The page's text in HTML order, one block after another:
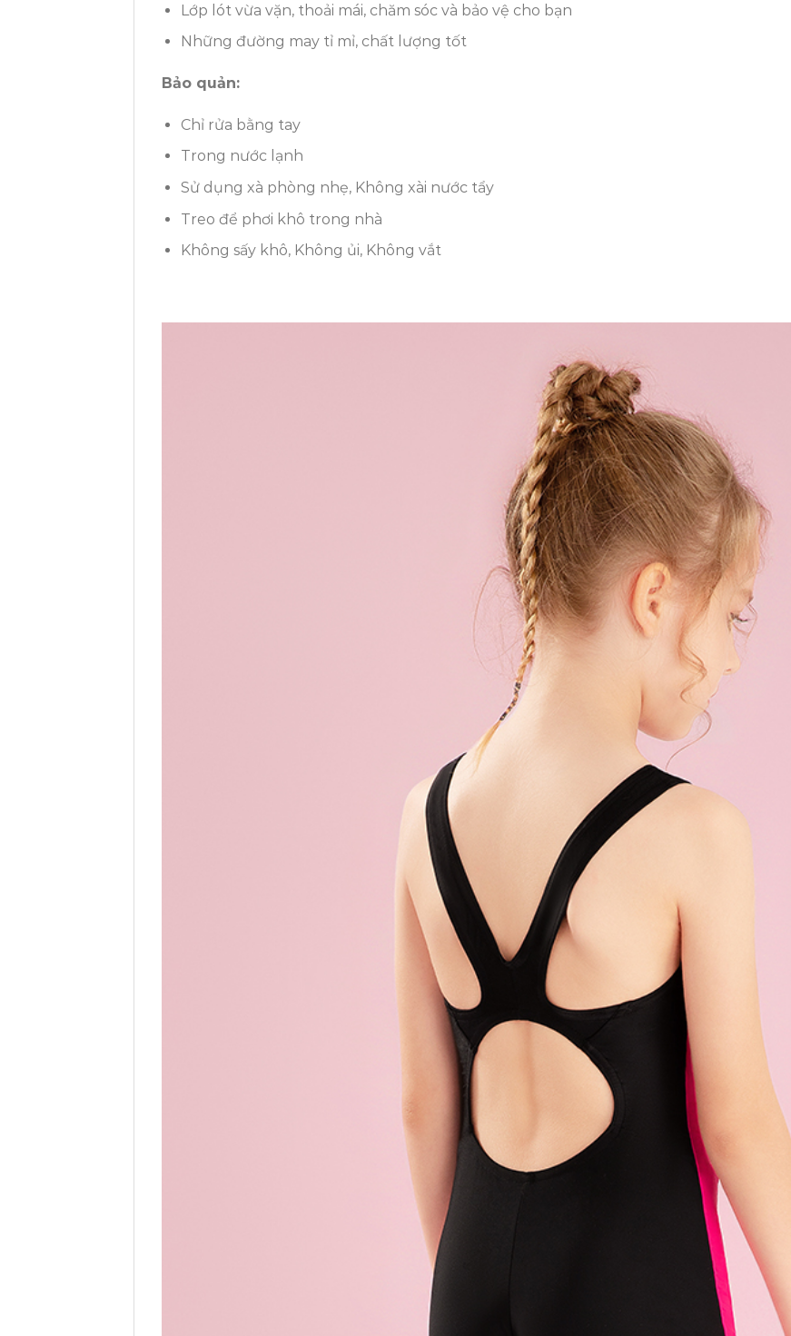
Lớp lót vừa vặn, thoải mái, chăm sóc và bảo vệ cho bạn
Những đường may tỉ mỉ, chất lượng tốt
Bảo quản:
Chỉ rửa bằng tay
Trong nước lạnh
Sử dụng xà phòng nhẹ, Không xài nước tẩy
Treo để phơi khô trong nhà
Không sấy khô, Không ủi, Không vắt